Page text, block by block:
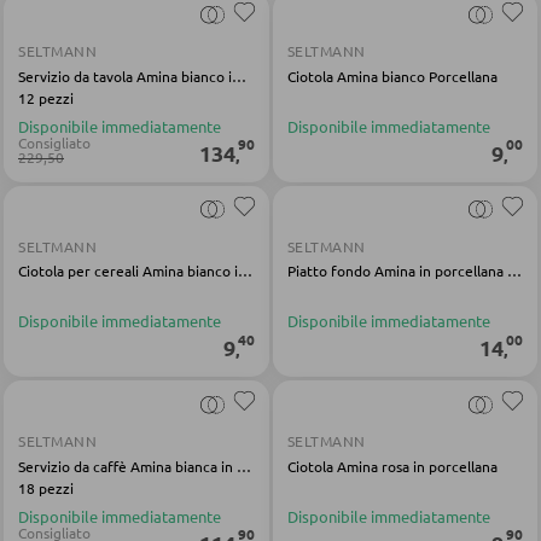
Armadi con ante scorrevoli
Armadi con ante a battente
SPECCHI
Specchi da parete
Specchi boudoir e da trucco
Specchi da bagno
MOBILI BAR
Sgabelli da bar
SELTMANN
Servizio da tavola Amina bianco in porcellana
12 pezzi
Disponibile immediatamente
Consigliato
229,50 134,90
SELTMANN
Ciotola Amina bianco Porcellana
Disponibile immediatamente
9,00
SELTMANN
Ciotola per cereali Amina bianco in porcellana
Disponibile immediatamente
9,40
SELTMANN
Piatto fondo Amina in porcellana grigio
Disponibile immediatamente
14,00
SELTMANN
Servizio da caffè Amina bianca in porcellana
18 pezzi
Disponibile immediatamente
Consigliato 90
SELTMANN
Ciotola Amina rosa in porcellana
Disponibile immediatamente
90